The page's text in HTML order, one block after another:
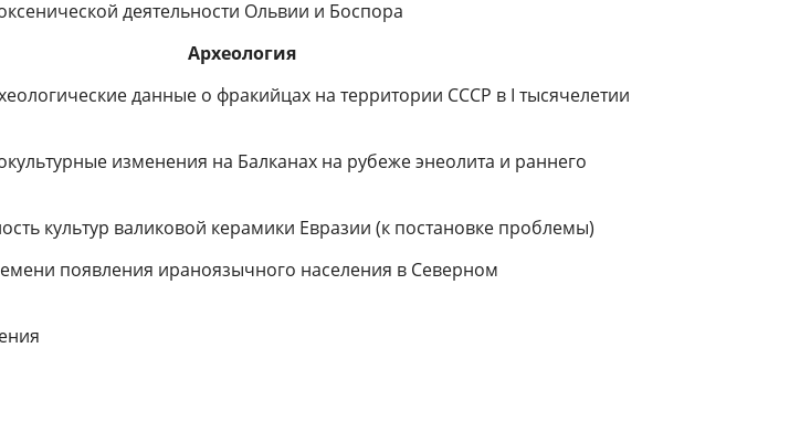
деятельности Ольвии и Боспора
Археология
данные о фракийцах на территории СССР в I тысячелетии
изменения на Балканах на рубеже энеолита и раннего
культур валиковой керамики Евразии (к постановке проблемы)
появления ираноязычного населения в Северном